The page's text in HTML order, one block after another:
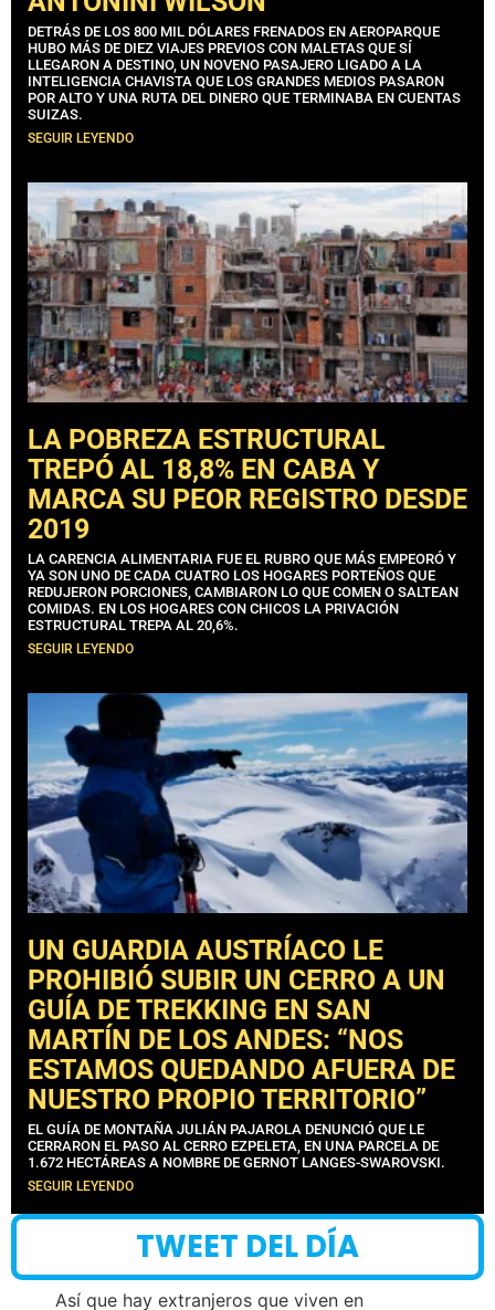
DETRÁS DE LOS 800 MIL DÓLARES FRENADOS EN AEROPARQUE
HUBO MÁS DE DIEZ VIAJES PREVIOS CON MALETAS QUE SÍ
LLEGARON A DESTINO, UN NOVENO PASAJERO LIGADO A LA
INTELIGENCIA CHAVISTA QUE LOS GRANDES MEDIOS PASARON
POR ALTO Y UNA RUTA DEL DINERO QUE TERMINABA EN CUENTAS
SUIZAS.
SEGUIR LEYENDO
LA POBREZA ESTRUCTURAL
TREPÓ AL 18,8% EN CABA Y
MARCA SU PEOR REGISTRO DESDE
2019
LA CARENCIA ALIMENTARIA FUE EL RUBRO QUE MÁS EMPEORÓ Y
YA SON UNO DE CADA CUATRO LOS HOGARES PORTEÑOS QUE
REDUJERON PORCIONES, CAMBIARON LO QUE COMEN O SALTEAN
COMIDAS. EN LOS HOGARES CON CHICOS LA PRIVACIÓN
ESTRUCTURAL TREPA AL 20,6%.
SEGUIR LEYENDO
UN GUARDIA AUSTRÍACO LE
PROHIBIÓ SUBIR UN CERRO A UN
GUÍA DE TREKKING EN SAN
MARTÍN DE LOS ANDES: “NOS
ESTAMOS QUEDANDO AFUERA DE
NUESTRO PROPIO TERRITORIO”
EL GUÍA DE MONTAÑA JULIÁN PAJAROLA DENUNCIÓ QUE LE
CERRARON EL PASO AL CERRO EZPELETA, EN UNA PARCELA DE
1.672 HECTÁREAS A NOMBRE DE GERNOT LANGES-SWAROVSKI.
SEGUIR LEYENDO
TWEET DEL DÍA
Así que hay extranjeros que viven en